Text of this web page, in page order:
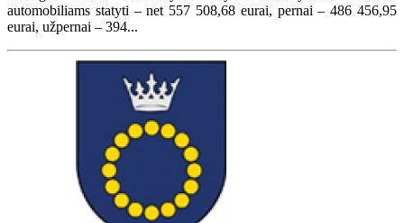
automobiliams statyti – net 557 508,68 eurai, pernai – 486 456,95
eurai, užpernai – 394...